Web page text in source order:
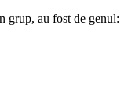
grup, au fost de genul: